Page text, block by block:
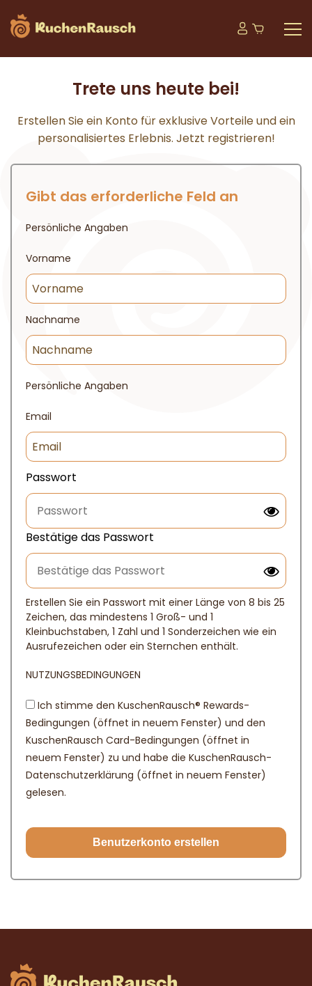
Trete uns heute bei!
Erstellen Sie ein Konto für exklusive Vorteile und ein
personalisiertes Erlebnis. Jetzt registrieren!
Gibt das erforderliche Feld an
Persönliche Angaben
Vorname
Nachname
Persönliche Angaben
Email
Passwort
Bestätige das Passwort
Erstellen Sie ein Passwort mit einer Länge von 8 bis 25
Zeichen, das mindestens 1 Groß- und 1
Kleinbuchstaben, 1 Zahl und 1 Sonderzeichen wie ein
Ausrufezeichen oder ein Sternchen enthält.
NUTZUNGSBEDINGUNGEN
Ich stimme den KuschenRausch® Rewards-
Bedingungen (öffnet in neuem Fenster) und den
KuschenRausch Card-Bedingungen (öffnet in
neuem Fenster) zu und habe die KuschenRausch-
Datenschutzerklärung (öffnet in neuem Fenster)
gelesen.
Benutzerkonto erstellen